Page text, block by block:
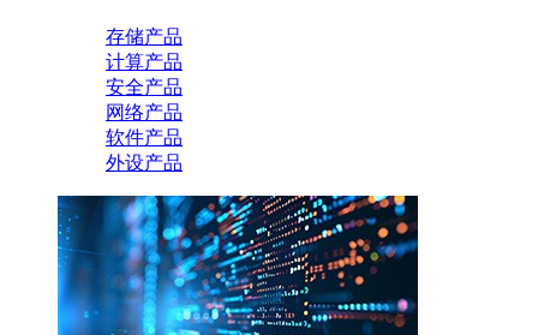
存储产品
计算产品
安全产品
网络产品
软件产品
外设产品